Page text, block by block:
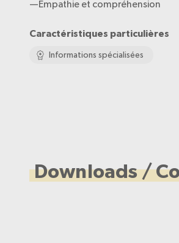
—Empathie et compréhension
Caractéristiques particulières
Informations spécialisées
Downloads /